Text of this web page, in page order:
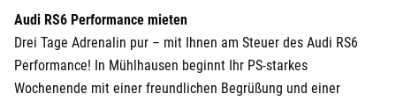
Audi RS6 Performance mieten
Drei Tage Adrenalin pur – mit Ihnen am Steuer des Audi RS6
Performance! In Mühlhausen beginnt Ihr PS-starkes
Wochenende mit einer freundlichen Begrüßung und einer